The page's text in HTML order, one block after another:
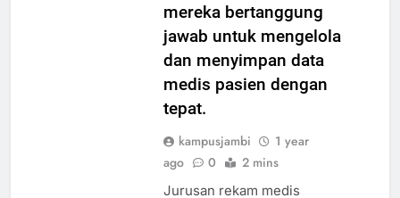
mereka bertanggung
jawab untuk mengelola
dan menyimpan data
medis pasien dengan
tepat.
kampusjambi
1 year
ago
0 2 mins
Jurusan rekam medis